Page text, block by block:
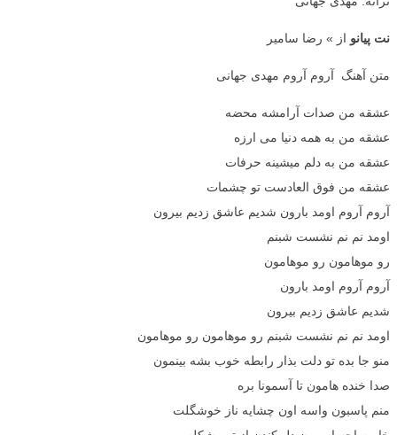
نت پیانو از » رضا سامیر
متن آهنگ آروم آروم مهدی جهانی
عشقه من صدات آرامشه محضه
عشقه من به همه دنیا می ارزه
عشقه من به دلم میشینه حرفات
عشقه من فوق العادست تو چشمات
آروم آروم اومد بارون شدیم عاشق زدیم بیرون
اومد نم نم نشست شبنم
رو موهامون رو موهامون
آروم آروم اومد بارون
شدیم عاشق زدیم بیرون
اومد نم نم نشست شبنم رو موهامون رو موهامون
منو جا بده تو دلت بذار رابطه خوب بشه بینمون
صدا خنده هامون تا آسمونا بره
منم پاسبون واسه اون چشایه ناز خوشگلت